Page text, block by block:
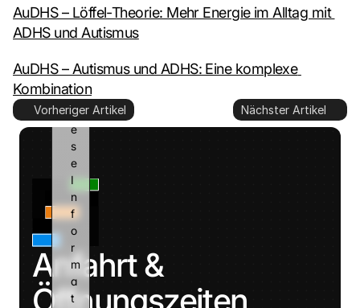
AuDHS – Löffel-Theorie: Mehr Energie im Alltag mit
ADHS und Autismus
AuDHS – Autismus und ADHS: Eine komplexe
Kombination
Vorheriger Artikel Nächster Artikel
Anfahrt &
e
k
n
n
d
i
e
s
e
I
n
f
o
r
m
a
t